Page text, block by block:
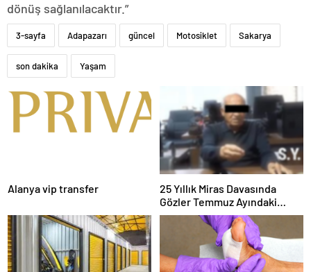
dönüş sağlanılacaktır.”
3-sayfa Adapazarı güncel Motosiklet Sakarya
son dakika Yaşam
Alanya vip transfer
25 Yıllık Miras Davasında
Gözler Temmuz Ayındaki
Karar Duruşmasına Çevrildi